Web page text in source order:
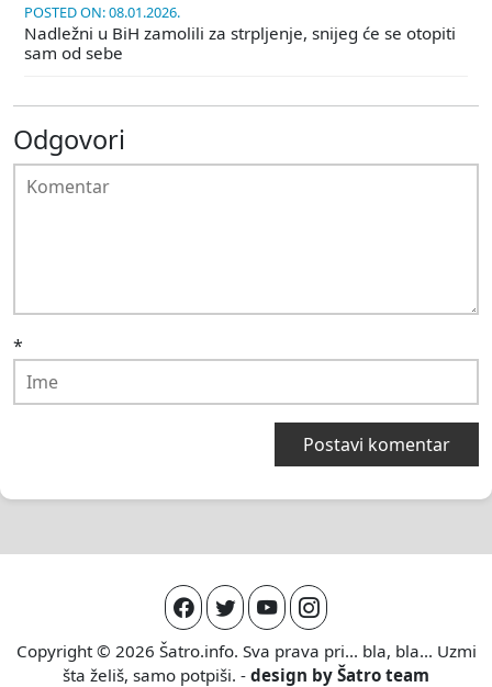
POSTED ON: 08.01.2026.
Nadležni u BiH zamolili za strpljenje, snijeg će se otopiti
sam od sebe
Odgovori
*
Copyright © 2026 Šatro.info. Sva prava pri... bla, bla... Uzmi
šta želiš, samo potpiši. - design by Šatro team